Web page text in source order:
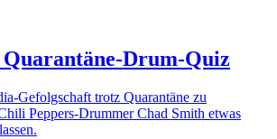
Quarantäne-Drum-Quiz
Gefolgschaft trotz Quarantäne zu
Peppers-Drummer Chad Smith etwas